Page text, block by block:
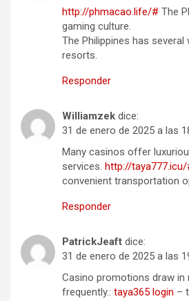
http://phmacao.life/# The
gaming culture.
The Philippines has
resorts.
Responder
Williamzek dice:
31 de enero de 2025 a las
Many casinos offer
services. http://
convenient transportation
Responder
PatrickJeaft dice:
31 de enero de 2025 a las
Casino promotions draw in
frequently.: taya365 login –